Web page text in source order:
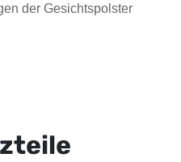
der Gesichtspolster